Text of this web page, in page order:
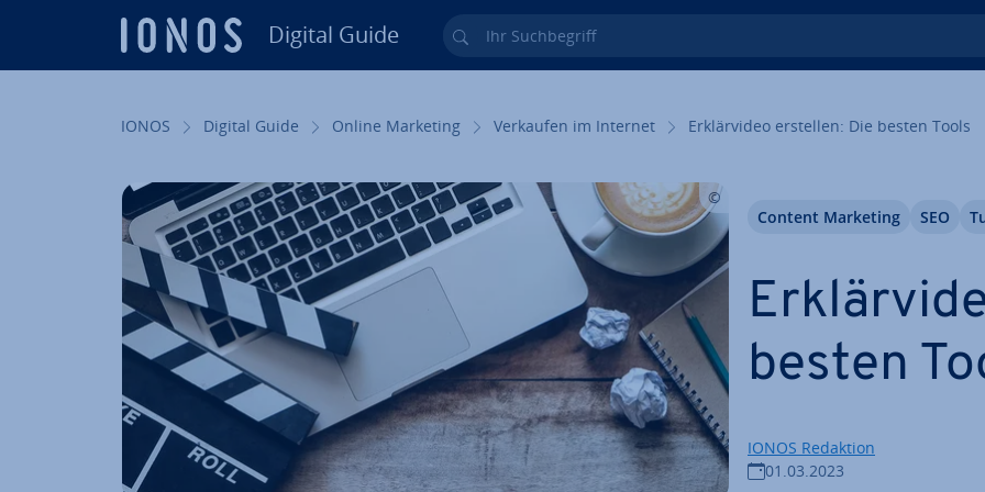
Digital Guide Ihr Such­be­griff
IONOS Digital Guide Online Marketing Verkaufen im Internet Er­klär­vi­deo erstellen: Die besten Tools
besten
IONOS Redaktion
01.03.2023
Content Marketing SEO